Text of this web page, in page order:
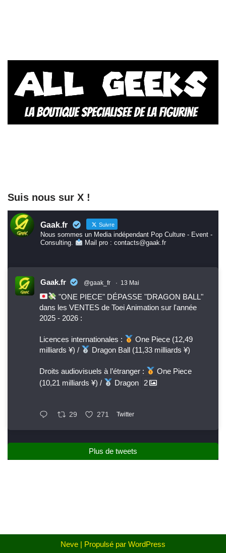
Suis nous sur X !
Gaak.fr Suivre
Nous sommes un Media indépendant Pop Culture - Event -
Consulting.
Mail pro : contacts@gaak.fr
Gaak.fr @gaak_fr · 13 Mai
"ONE PIECE" DÉPASSE "DRAGON BALL"
dans les VENTES de Toei Animation sur l'année
2025 - 2026 :
Licences internationales :
One Piece (12,49
milliards ¥) /
Dragon Ball (11,33 milliards ¥)
Droits audiovisuels à l’étranger :
One Piece
(10,21 milliards ¥) /
Dragon 2
29 271 Twitter
Plus de tweets
Neve | Propulsé par WordPress